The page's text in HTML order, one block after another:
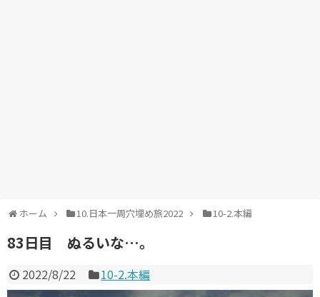
ホーム 10.日本一周穴埋め旅2022 10-2.本編
83日目 ぬるいな…。
2022/8/22 10-2.本編